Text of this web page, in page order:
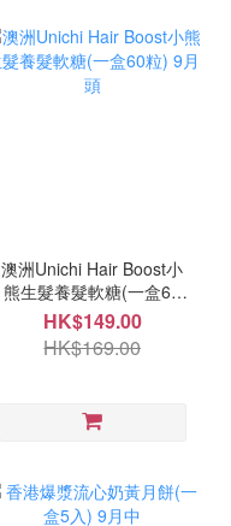
澳洲Unichi Hair Boost小
熊生髮養髮軟糖(一盒60
粒) 9月頭
HK$149.00
HK$169.00